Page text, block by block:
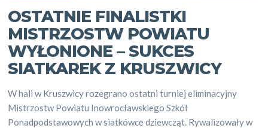
OSTATNIE FINALISTKI
MISTRZOSTW POWIATU
WYŁONIONE – SUKCES
SIATKAREK Z KRUSZWICY
W hali w Kruszwicy rozegrano ostatni turniej eliminacyjny
Mistrzostw Powiatu Inowrocławskiego Szkół
Ponadpodstawowych w siatkówce dziewcząt. Rywalizowały w